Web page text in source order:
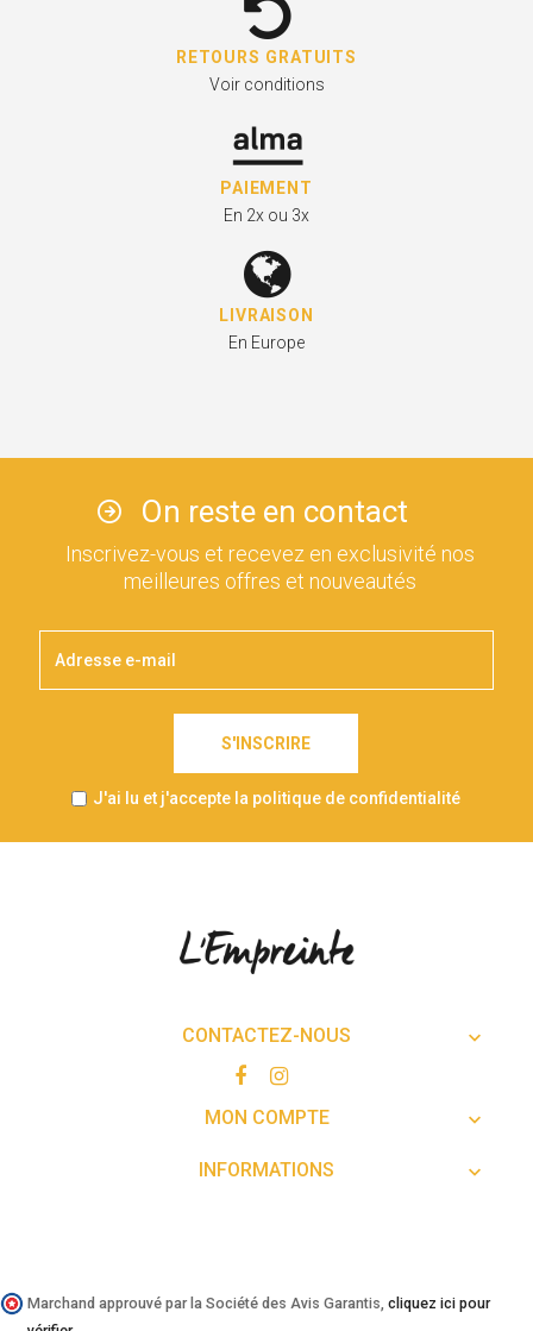
RETOURS GRATUITS
Voir conditions
PAIEMENT
En 2x ou 3x
LIVRAISON
En Europe
On reste en contact
Inscrivez-vous et recevez en exclusivité nos
meilleures offres et nouveautés
S'INSCRIRE
J'ai lu et j'accepte la politique de confidentialité
CONTACTEZ-NOUS 
MON COMPTE 
INFORMATIONS 
Marchand approuvé par la Société des Avis Garantis, cliquez ici pour